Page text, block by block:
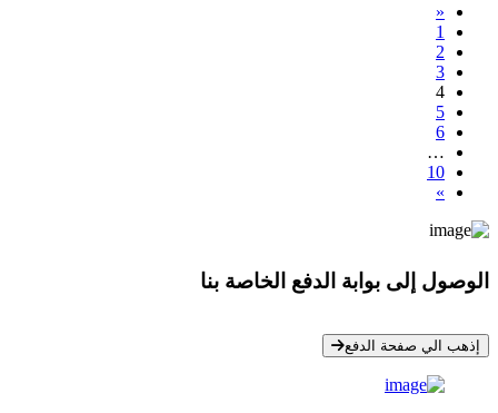
«
1
2
3
4
5
6
…
10
»
الوصول إلى بوابة الدفع الخاصة بنا
إذهب الي صفحة الدفع